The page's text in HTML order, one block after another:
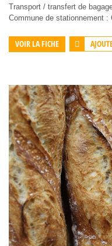
Transport / transfert de
Commune de stationnement :
VOIR LA FICHE